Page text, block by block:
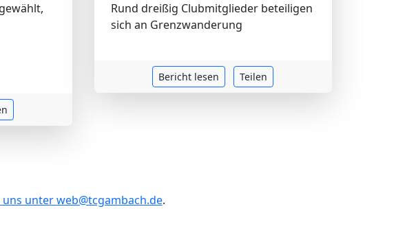
Rund dreißig Clubmitglieder beteiligen
sich an Grenzwanderung
Bericht lesen Teilen
unter web@tcgambach.de.